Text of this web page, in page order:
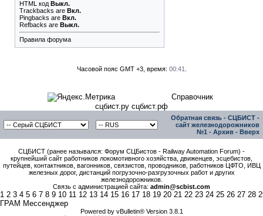
HTML код Выкл.
Trackbacks are Вкл.
Pingbacks are Вкл.
Refbacks are Выкл.
Правила форума
Часовой пояс GMT +3, время: 00:41
Справочник
сцбист.ру сцбист.рф
Обратная связь - СЦБИСТ -
сайт железнодорожников
№1 - Архив - Вверх
СЦБИСТ (ранее назывался: Форум СЦБистов - Railway Automation Forum) -
крупнейший сайт работников локомотивного хозяйства, движенцев, эсцебистов,
путейцев, контактников, вагонников, связистов, проводников, работников ЦФТО, ИВЦ
железных дорог, дистанций погрузочно-разгрузочных работ и других
железнодорожников.
Связь с администрацией сайта: admin@scbist.com
1 2 3 4 5 6 7 8 9 10 11 12 13 14 15 16 17 18 19 20 21 22 23 24 25 26 27 28
ГРАМ Мессенджер
Powered by vBulletin® Version 3.8.1